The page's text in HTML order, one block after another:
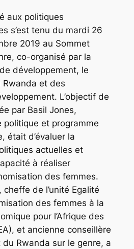
aux politiques
s’est tenu du mardi 26
2019 au Sommet
co-organisé par la
développement, le
et des
L’objectif de
par Basil Jones,
politique et programme
était d’évaluer la
actuelles et
à réaliser
des femmes.
de l’unité Egalité
des femmes à la
pour l’Afrique des
et ancienne conseillère
Rwanda sur le genre, a